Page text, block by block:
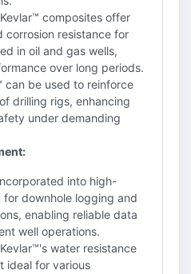
Kevlar™ composites offer
corrosion resistance for
in oil and gas wells,
over long periods.
can be used to reinforce
drilling rigs, enhancing
under demanding
into high-
downhole logging and
enabling reliable data
well operations.
Kevlar™'s water resistance
ideal for various